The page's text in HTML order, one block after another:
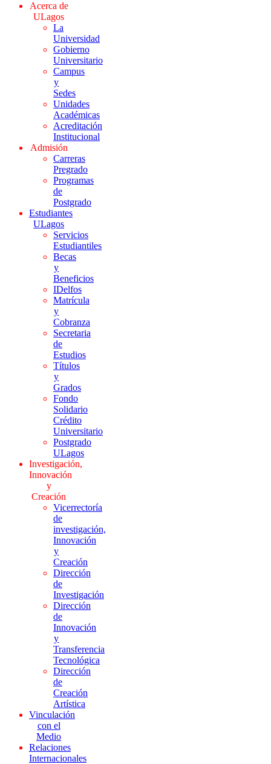
Acerca de
ULagos
La
Universidad
Gobierno
Universitario
Campus
y
Sedes
Unidades
Académicas
Acreditación
Institucional
Admisión
Carreras
Pregrado
Programas
de
Postgrado
Estudiantes
ULagos
Servicios
Estudiantiles
Becas
y
Beneficios
IDelfos
Matrícula
y
Cobranza
Secretaria
de
Estudios
Títulos
y
Grados
Fondo
Solidario
Crédito
Universitario
Postgrado
ULagos
Investigación,
Innovación
y
Creación
Vicerrectoría
de
investigación,
Innovación
y
Creación
Dirección
de
Investigación
Dirección
de
Innovación
y
Transferencia
Tecnológica
Dirección
de
Creación
Artística
Vinculación
con el
Medio
Relaciones
Internacionales